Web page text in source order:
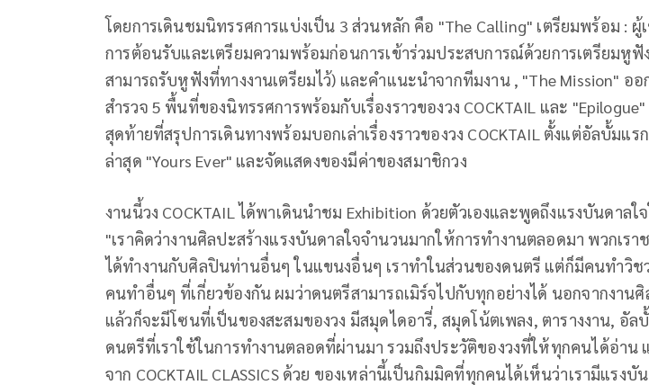
โดยการเดินชมนิทรรศการแบ่งเป็น 3 ส่วนหลัก คือ "The Calling" เตรียมพร้อม : ผู้
การต้อนรับและเตรียมความพร้อมก่อนการเข้าร่วมประสบการณ์ด้วยการเตรียมหูฟั
สามารถรับหูฟังที่ทางงานเตรียมไว้) และคำแนะนำจากทีมงาน , "The Mission" ออ
สำรวจ 5 พื้นที่ของนิทรรศการพร้อมกับเรื่องราวของวง COCKTAIL และ
สุดท้ายที่สรุปการเดินทางพร้อมบอกเล่าเรื่องราวของวง COCKTAIL ตั้งแต่อัลบั้มแ
ล่าสุด "Yours Ever" และจัดแสดงของมีค่าของสมาชิกวง
งานนี้วง COCKTAIL ได้พาเดินนำชม Exhibition ด้วยตัวเองและพูดถึงแรงบันดาลใ
"เราคิดว่างานศิลปะสร้างแรงบันดาลใจจำนวนมากให้การทำงานตลอดมา พวกเร
ได้ทำงานกับศิลปินท่านอื่นๆ ในแขนงอื่นๆ เราทำในส่วนของดนตรี แต่ก็มีคนทำวิช
คนทำอื่นๆ ที่เกี่ยวข้องกัน ผมว่าดนตรีสามารถเมิร์จไปกับทุกอย่างได้ นอกจากงาน
แล้วก็จะมีโซนที่เป็นของสะสมของวง มีสมุดไดอารี่, สมุดโน้ตเพลง, ตารางงาน, อั
ดนตรีที่เราใช้ในการทำงานตลอดที่ผ่านมา รวมถึงประวัติของวงที่ให้ทุกคนได้อ่าน
จาก COCKTAIL CLASSICS ด้วย ของเหล่านี้เป็นกิมมิคที่ทุกคนได้เห็นว่าเรามีแรงบั